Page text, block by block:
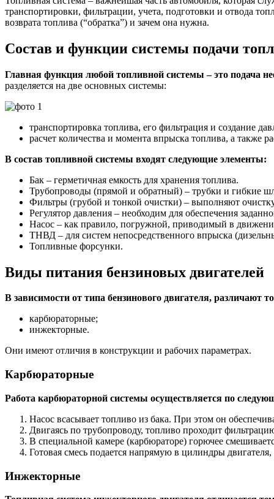
систем
транспортировки, фильтрации, учета, подготовки и отвода
возврата топлива (“обратка”) и зачем она нужна.
Состав и функции системы подачи
Главная функция любой топливной системы – это подача
разделяется на две основных системы:
транспортировка топлива, его фильтрация и создание
расчет количества и момента впрыска топлива, а также
В состав топливной системы входят следующие элементы:
Бак – герметичная емкость для хранения топлива.
Трубопроводы (прямой и обратный) – трубки и гибкие
Фильтры (грубой и тонкой очистки) – выполняют
Регулятор давления – необходим для обеспечения
Насос – как правило, погружной, приводимый в
ТНВД – для систем непосредственного впрыска
Топливные форсунки.
Виды питания бензиновых двигателей
В зависимости от типа бензинового двигателя, различают
карбюраторные;
инжекторные.
Они имеют отличия в конструкции и рабочих параметрах.
Карбюраторные
Работа карбюраторной системы осуществляется по
Насос всасывает топливо из бака. При этом он
Двигаясь по трубопроводу, топливо проходит
В специальной камере (карбюраторе) горючее
Готовая смесь подается напрямую в цилиндры двигателя,
Инжекторные